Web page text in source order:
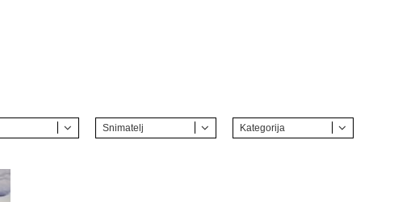
Snimatelj Kategorija